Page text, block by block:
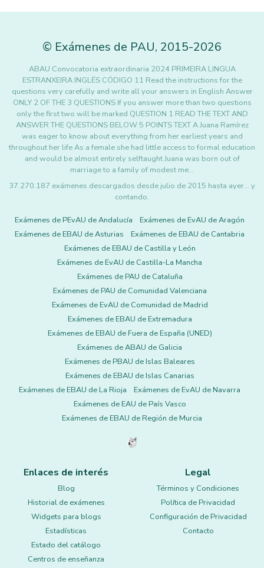
© Exámenes de PAU, 2015-2026
ABAU Convocatoria extraordinaria 2024 PRIMEIRA LINGUA
ESTRANXEIRA INGLÉS CÓDIGO 11 Read the instructions for the
questions very carefully and write all your answers in English Answer
ONLY 2 OF THE 3 QUESTIONS If you answer more than two questions
only the first two will be marked QUESTION 1 READ THE TEXT AND
ANSWER THE QUESTIONS BELOW 5 POINTS TEXT A Juana Ramírez
was eager to know about everything from her earliest years and
throughout her life As a female she had little access to formal education
and would be almost entirely selftaught Juana was born out of
marriage to a family of modest me…
37.270.187 exámenes descargados desde julio de 2015 hasta ayer... y
contando.
Exámenes de PEvAU de Andalucía
Exámenes de EvAU de Aragón
Exámenes de EBAU de Asturias
Exámenes de EBAU de Cantabria
Exámenes de EBAU de Castilla y León
Exámenes de EvAU de Castilla-La Mancha
Exámenes de PAU de Cataluña
Exámenes de PAU de Comunidad Valenciana
Exámenes de EvAU de Comunidad de Madrid
Exámenes de EBAU de Extremadura
Exámenes de EBAU de Fuera de España (UNED)
Exámenes de ABAU de Galicia
Exámenes de PBAU de Islas Baleares
Exámenes de EBAU de Islas Canarias
Exámenes de EBAU de La Rioja
Exámenes de EvAU de Navarra
Exámenes de EAU de País Vasco
Exámenes de EBAU de Región de Murcia
Enlaces de interés
Blog
Historial de exámenes
Widgets para blogs
Estadísticas
Estado del catálogo
Centros de enseñanza
Legal
Términos y Condiciones
Política de Privacidad
Configuración de Privacidad
Contacto